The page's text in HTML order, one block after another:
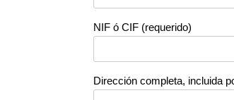
NIF ó CIF (requerido)
Dirección completa, incluida